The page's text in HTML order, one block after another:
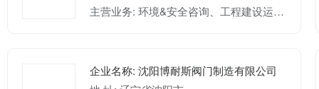
主营业务: 环境&安全咨询、工程建设运维、信息化平台建设、危废收集/转运/处置、智能设备、环境管理标准化建设
企业名称: 沈阳博耐斯阀门制造有限公司